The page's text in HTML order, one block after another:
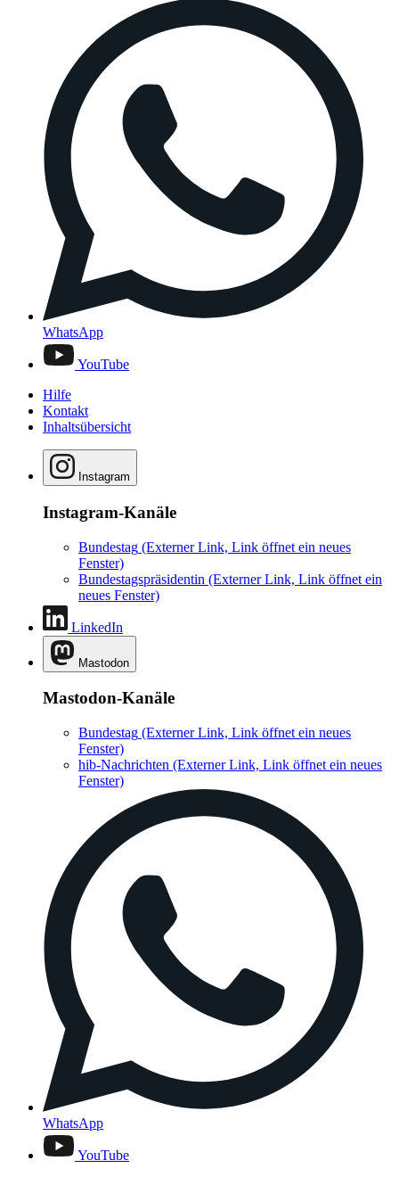
WhatsApp
YouTube
Hilfe
Kontakt
Inhaltsübersicht
Instagram
Instagram-Kanäle
Bundestag (Externer Link, Link öffnet ein neues
Fenster)
Bundestagspräsidentin (Externer Link, Link öffnet ein
neues Fenster)
LinkedIn
Mastodon
Mastodon-Kanäle
Bundestag (Externer Link, Link öffnet ein neues
Fenster)
hib-Nachrichten (Externer Link, Link öffnet ein neues
Fenster)
WhatsApp
YouTube